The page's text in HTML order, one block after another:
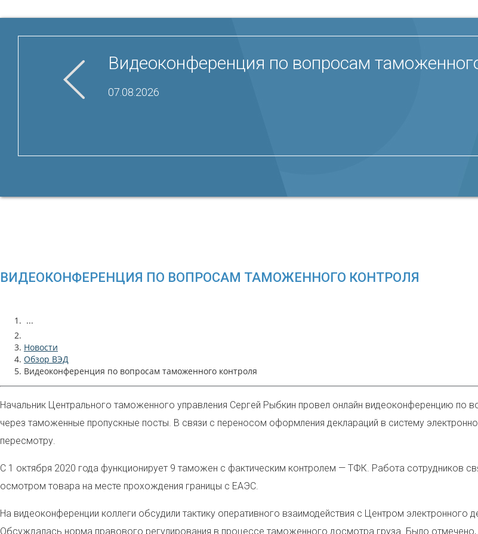
Видеоконференция по вопросам
07.08.2026
ВИДЕОКОНФЕРЕНЦИЯ ПО ВОПРОСАМ ТАМОЖЕННОГО КОНТРОЛЯ
...
Новости
Обзор ВЭД
Видеоконференция по вопросам таможенного контроля
Начальник Центрального таможенного управления Сергей Рыбкин провел онлайн видеоконференцию по
через таможенные пропускные посты. В связи с переносом оформления деклараций в систему
пересмотру.
С 1 октября 2020 года функционирует 9 таможен с фактическим контролем — ТФК. Работа сотрудников
осмотром товара на месте прохождения границы с ЕАЭС.
На видеоконференции коллеги обсудили тактику оперативного взаимодействия с Центром
Обсуждалась норма правового регулирования в процессе таможенного досмотра груза. Было отмечено,